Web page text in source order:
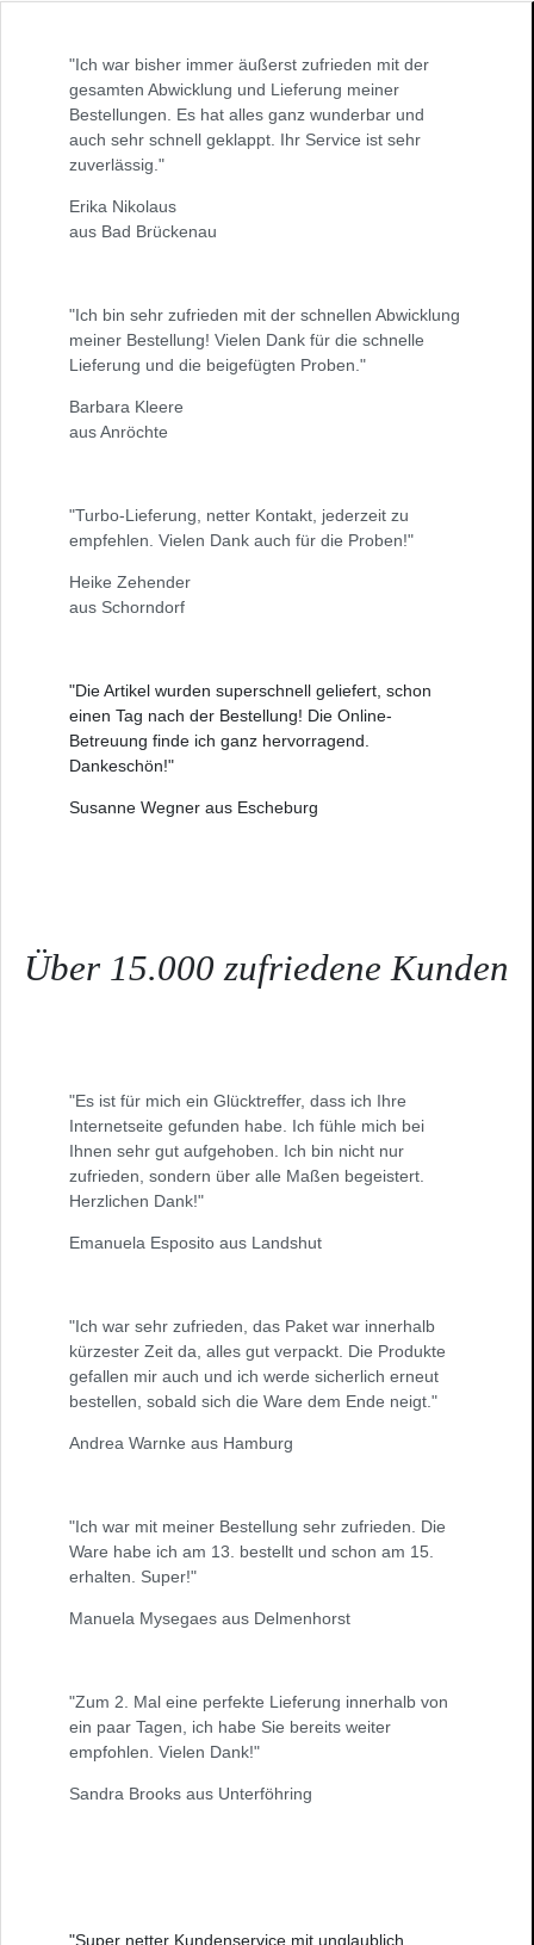
"Ich war bisher immer äußerst zufrieden mit der
gesamten Abwicklung und Lieferung meiner
Bestellungen. Es hat alles ganz wunderbar und
auch sehr schnell geklappt. Ihr Service ist sehr
zuverlässig."
Erika Nikolaus
aus Bad Brückenau
"Ich bin sehr zufrieden mit der schnellen Abwicklung
meiner Bestellung! Vielen Dank für die schnelle
Lieferung und die beigefügten Proben."
Barbara Kleere
aus Anröchte
"Turbo-Lieferung, netter Kontakt, jederzeit zu
empfehlen. Vielen Dank auch für die Proben!"
Heike Zehender
aus Schorndorf
"Die Artikel wurden superschnell geliefert, schon
einen Tag nach der Bestellung! Die Online-
Betreuung finde ich ganz hervorragend.
Dankeschön!"
Susanne Wegner aus Escheburg
Über 15.000 zufriedene Kunden
"Es ist für mich ein Glücktreffer, dass ich Ihre
Internetseite gefunden habe. Ich fühle mich bei
Ihnen sehr gut aufgehoben. Ich bin nicht nur
zufrieden, sondern über alle Maßen begeistert.
Herzlichen Dank!"
Emanuela Esposito aus Landshut
"Ich war sehr zufrieden, das Paket war innerhalb
kürzester Zeit da, alles gut verpackt. Die Produkte
gefallen mir auch und ich werde sicherlich erneut
bestellen, sobald sich die Ware dem Ende neigt."
Andrea Warnke aus Hamburg
"Ich war mit meiner Bestellung sehr zufrieden. Die
Ware habe ich am 13. bestellt und schon am 15.
erhalten. Super!"
Manuela Mysegaes aus Delmenhorst
"Zum 2. Mal eine perfekte Lieferung innerhalb von
ein paar Tagen, ich habe Sie bereits weiter
empfohlen. Vielen Dank!"
Sandra Brooks aus Unterföhring
"Super netter Kundenservice mit unglaublich